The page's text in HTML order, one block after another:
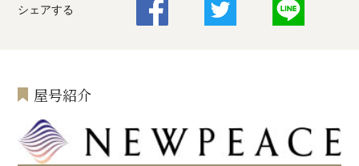
シェアする
屋号紹介